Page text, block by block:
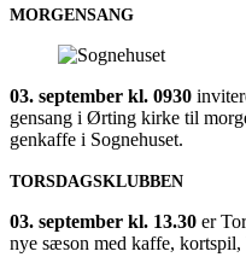
MORGENSANG
03. sep­tem­ber kl. 0930
gensang i Ørting kir­ke til
genkaf­fe i Sognehuset.
TORSDAGSKLUBBEN
03. sep­tem­ber kl. 13.30 er
nye sæson med kaf­fe,